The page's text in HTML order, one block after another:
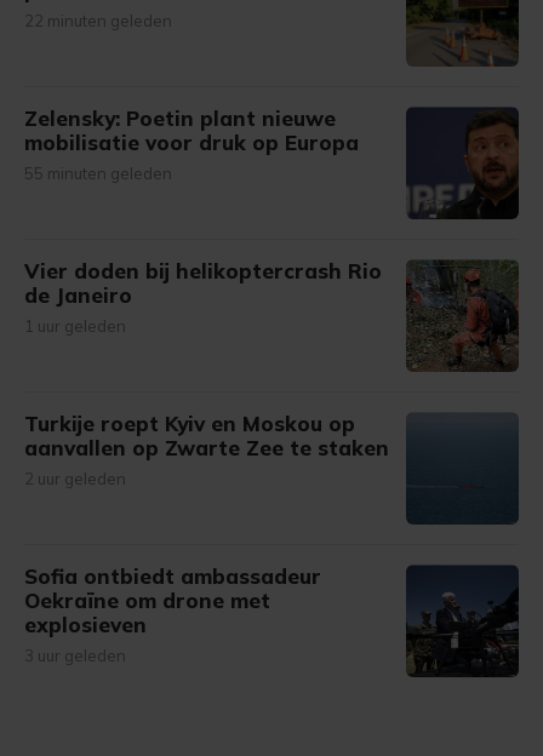
22 minuten geleden
Zelensky: Poetin plant nieuwe
mobilisatie voor druk op Europa
55 minuten geleden
Vier doden bij helikoptercrash Rio
de Janeiro
1 uur geleden
Turkije roept Kyiv en Moskou op
aanvallen op Zwarte Zee te staken
2 uur geleden
Sofia ontbiedt ambassadeur
Oekraïne om drone met
explosieven
3 uur geleden